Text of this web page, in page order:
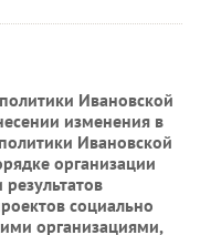
Ивановской
изменения в
Ивановской
организации
социально
организациями,